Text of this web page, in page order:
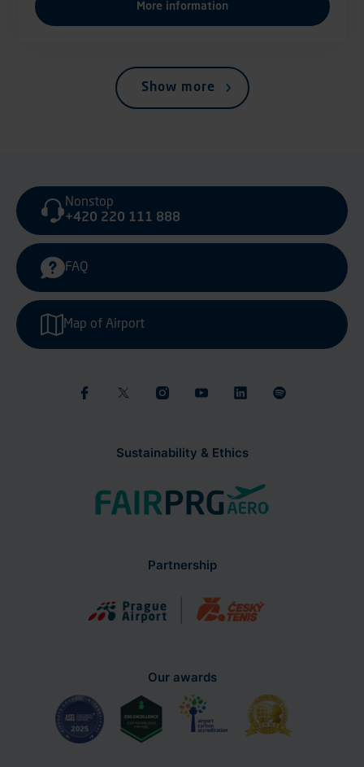
More information
Show more
Sustainability & Ethics
Nonstop
+420 220 111 888
FAQ
Map of Airport
Partnership
Our awards